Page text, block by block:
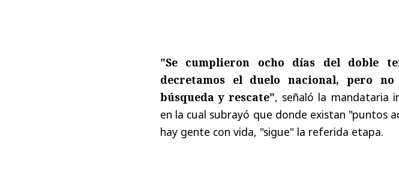
"Se cumplieron ocho días del doble
decretamos el duelo nacional, pero
búsqueda y rescate", señaló la mandataria
en la cual subrayó que donde existan "puntos
hay gente con vida, "sigue" la referida etapa.